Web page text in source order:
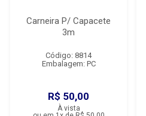
Carneira P/ Capacete
3m
Código: 8814
Embalagem: PC
R$ 50,00
À vista